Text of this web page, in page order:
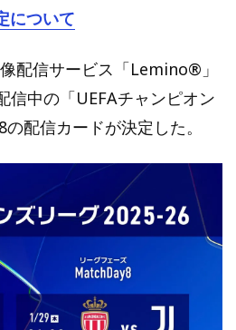
について
配信サービス「Lemino®」
中の「UEFAチャンピオン
配信カードが決定した。